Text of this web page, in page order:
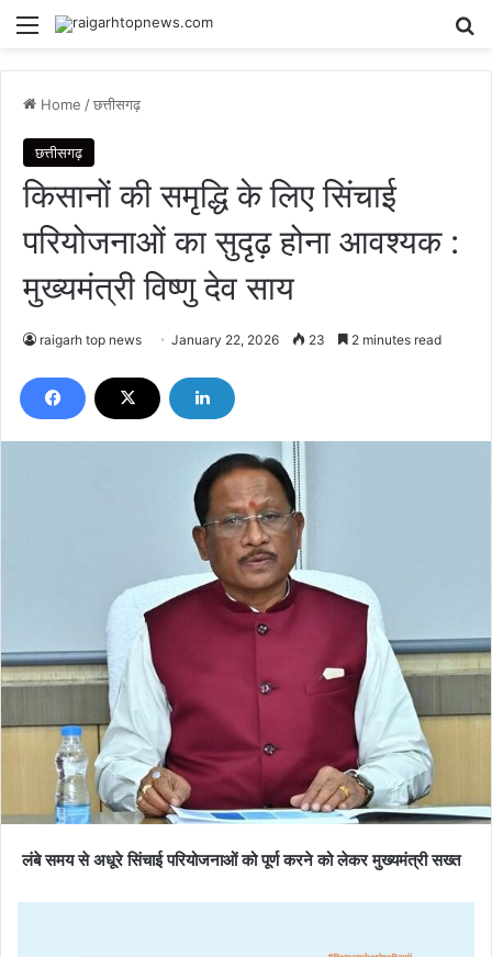
Menu
Home /छत्तीसगढ़
छत्तीसगढ़
किसानों की समृद्धि के लिए सिंचाई
परियोजनाओं का सुदृढ़ होना आवश्यक :
मुख्यमंत्री विष्णु देव साय
raigarh top news January 22, 2026 23 2 minutes read
लंबे समय से अधूरे सिंचाई परियोजनाओं को पूर्ण करने को लेकर मुख्यमंत्री सख्त